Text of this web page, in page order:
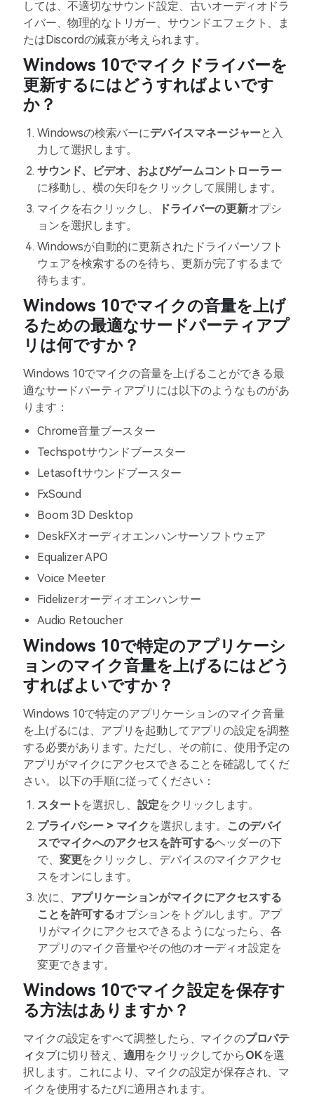
しては、不適切なサウンド設定、古いオーディオドラ
イバー、物理的なトリガー、サウンドエフェクト、ま
たはDiscordの減衰が考えられます。
Windows 10でマイクドライバーを
更新するにはどうすればよいです
か？
Windowsの検索バーにデバイスマネージャーと入
力して選択します。
サウンド、ビデオ、およびゲームコントローラー
に移動し、横の矢印をクリックして展開します。
マイクを右クリックし、
ドライバーの更新オプシ
ョンを選択します。
Windowsが自動的に更新されたドライバーソフト
ウェアを検索するのを待ち、更新が完了するまで
待ちます。
Windows 10でマイクの音量を上げ
るための最適なサードパーティアプ
リは何ですか？
Windows 10でマイクの音量を上げることができる最
適なサードパーティアプリには以下のようなものがあ
ります：
Chrome音量ブースター
Techspotサウンドブースター
Letasoftサウンドブースター
FxSound
Boom 3D Desktop
DeskFXオーディオエンハンサーソフトウェア
Equalizer APO
Voice Meeter
Fidelizerオーディオエンハンサー
Audio Retoucher
Windows 10で特定のアプリケーシ
ョンのマイク音量を上げるにはどう
すればよいですか？
Windows 10で特定のアプリケーションのマイク音量
を上げるには、アプリを起動してアプリの設定を調整
する必要があります。ただし、その前に、使用予定の
アプリがマイクにアクセスできることを確認してくだ
さい。 以下の手順に従ってください：
スタート を選択し、 設定をクリックします。
プライバシー > マイク を選択します。
このデバイ
スでマイクへのアクセスを許可するヘッダーの下
で、 変更をクリックし、デバイスのマイクアクセ
スをオンにします。
次に、 アプリケーションがマイクにアクセスする
ことを許可するオプションをトグルします。アプ
リがマイクにアクセスできるようになったら、各
アプリのマイク音量やその他のオーディオ設定を
変更できます。
Windows 10でマイク設定を保存す
る方法はありますか？
マイクの設定をすべて調整したら、マイクのプロパテ
ィ タブに切り替え、 適用 をクリックしてからOKを選
択します。これにより、マイクの設定が保存され、マ
イクを使用するたびに適用されます。